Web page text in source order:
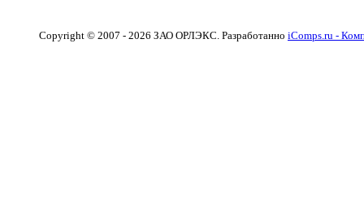
Copyright © 2007 - 2026 ЗАО ОРЛЭКС. Разработанно iComps.ru -